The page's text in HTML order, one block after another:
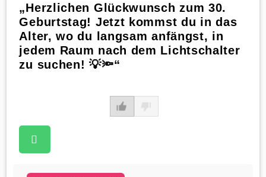
„Herzlichen Glückwunsch zum 30.
Geburtstag! Jetzt kommst du in das
Alter, wo du langsam anfängst, in
jedem Raum nach dem Lichtschalter
zu suchen! 💡🔦“